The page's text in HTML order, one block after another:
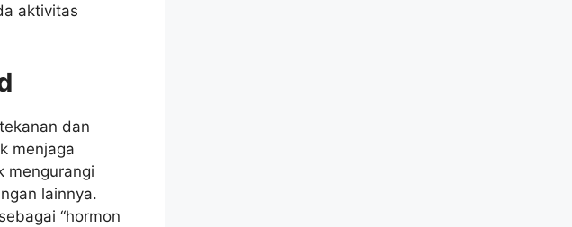
aktivitas
dan
menjaga
mengurangi
lainnya.
“hormon